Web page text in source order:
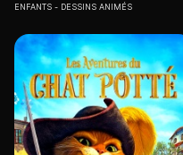
ENFANTS DESSINS ANIMÉS